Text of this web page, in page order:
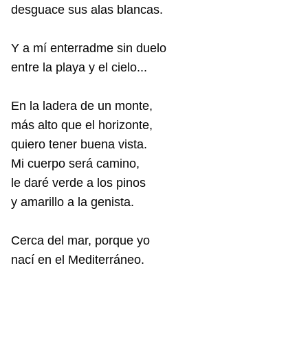
desguace sus alas blancas.
Y a mí enterradme sin duelo
entre la playa y el cielo...
En la ladera de un monte,
más alto que el horizonte,
quiero tener buena vista.
Mi cuerpo será camino,
le daré verde a los pinos
y amarillo a la genista.
Cerca del mar, porque yo
nací en el Mediterráneo.